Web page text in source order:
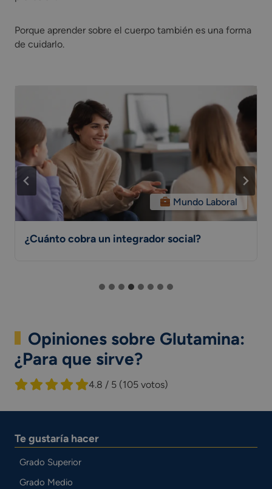
Porque aprender sobre el cuerpo también es una forma
de cuidarlo.
Mundo Laboral
¿Cuánto cobra un integrador social?
Opiniones sobre Glutamina:
¿Para que sirve?
4.8 / 5 (105 votos)
Te gustaría hacer
Grado Superior
Grado Medio